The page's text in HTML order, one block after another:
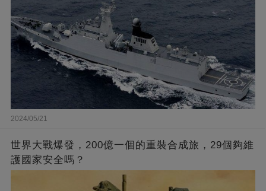
2024/05/21
世界大戰爆發，200億一個的重裝合成旅，29個夠維
護國家安全嗎？